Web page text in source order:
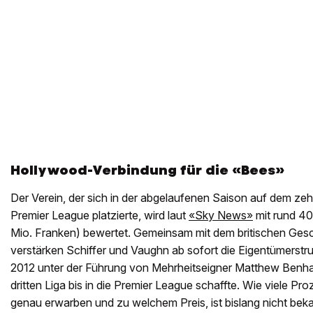
Hollywood-Verbindung für die «Bees»
Der Verein, der sich in der abgelaufenen Saison auf dem
Premier League platzierte, wird laut «Sky News» mit rund
Mio. Franken) bewertet. Gemeinsam mit dem britischen
verstärken Schiffer und Vaughn ab sofort die
2012 unter der Führung von Mehrheitseigner Matthew
dritten Liga bis in die Premier League schaffte. Wie viele
genau erwarben und zu welchem Preis, ist bislang nicht